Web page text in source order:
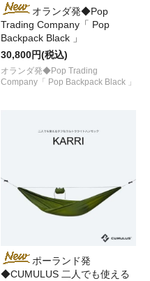
オランダ発◆Pop
Trading Company「 Pop
Backpack Black 」
30,800円(税込)
オランダ発◆Pop Trading
Company「 Pop Backpack Black 」
ポーランド発
◆CUMULUS 二人でも使える